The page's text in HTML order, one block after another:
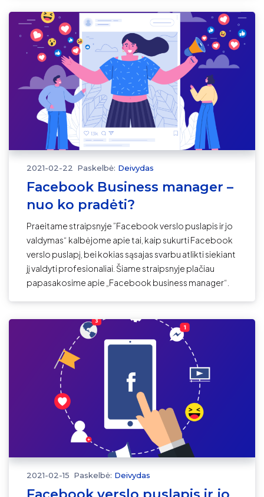
2021-02-22 Paskelbė: Deivydas
Facebook Business manager –
nuo ko pradėti?
Praeitame straipsnyje ”Facebook verslo puslapis ir jo
valdymas“ kalbėjome apie tai, kaip sukurti Facebook
verslo puslapį, bei kokias sąsajas svarbu atlikti siekiant
jį valdyti profesionaliai. Šiame straipsnyje plačiau
papasakosime apie „Facebook business manager“.
2021-02-15 Paskelbė: Deivydas